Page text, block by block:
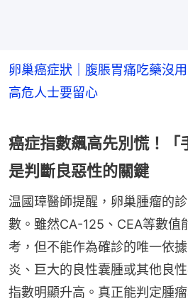
卵巢癌症狀｜腹脹胃痛吃藥沒
高危人士要留心
癌症指數飆高先別慌！「
是判斷良惡性的關鍵
温國璋醫師提醒，卵巢腫瘤的
數。雖然CA-125、CEA等數值
考，但不能作為確診的唯一依
炎、巨大的良性囊腫或其他良
指數明顯升高。真正能判定腫